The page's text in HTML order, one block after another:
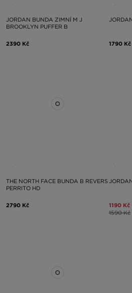
JORDAN BUNDA ZIMNÍ M J
BROOKLYN PUFFER B
2390 Kč 1790 Kč
THE NORTH FACE BUNDA B REVERS
PERRITO HD
2790 Kč 1190 Kč
1590 Kč